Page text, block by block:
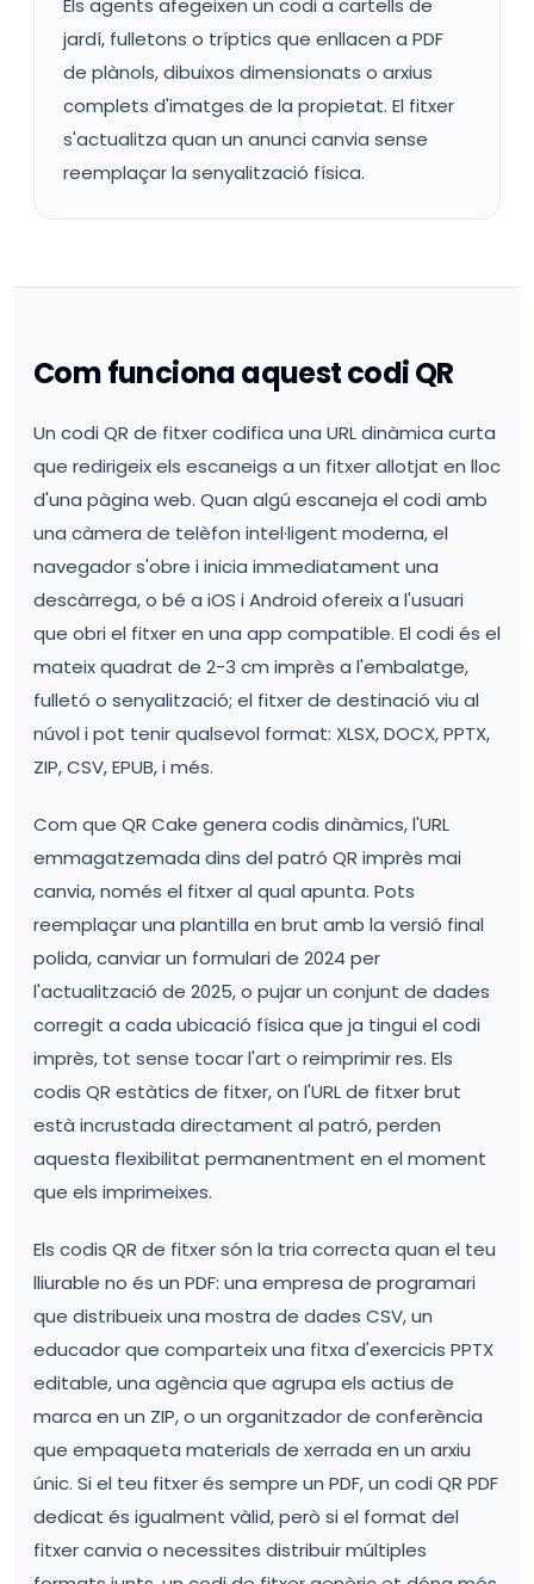
Els agents afegeixen un codi a cartells de
jardí, fulletons o tríptics que enllacen a PDF
de plànols, dibuixos dimensionats o arxius
complets d'imatges de la propietat. El fitxer
s'actualitza quan un anunci canvia sense
reemplaçar la senyalització física.
Com funciona aquest codi QR
Un codi QR de fitxer codifica una URL dinàmica curta
que redirigeix els escaneigs a un fitxer allotjat en lloc
d'una pàgina web. Quan algú escaneja el codi amb
una càmera de telèfon intel·ligent moderna, el
navegador s'obre i inicia immediatament una
descàrrega, o bé a iOS i Android ofereix a l'usuari
que obri el fitxer en una app compatible. El codi és el
mateix quadrat de 2-3 cm imprès a l'embalatge,
fulletó o senyalització; el fitxer de destinació viu al
núvol i pot tenir qualsevol format: XLSX, DOCX, PPTX,
ZIP, CSV, EPUB, i més.
Com que QR Cake genera codis dinàmics, l'URL
emmagatzemada dins del patró QR imprès mai
canvia, només el fitxer al qual apunta. Pots
reemplaçar una plantilla en brut amb la versió final
polida, canviar un formulari de 2024 per
l'actualització de 2025, o pujar un conjunt de dades
corregit a cada ubicació física que ja tingui el codi
imprès, tot sense tocar l'art o reimprimir res. Els
codis QR estàtics de fitxer, on l'URL de fitxer brut
està incrustada directament al patró, perden
aquesta flexibilitat permanentment en el moment
que els imprimeixes.
Els codis QR de fitxer són la tria correcta quan el teu
lliurable no és un PDF: una empresa de programari
que distribueix una mostra de dades CSV, un
educador que comparteix una fitxa d'exercicis PPTX
editable, una agència que agrupa els actius de
marca en un ZIP, o un organitzador de conferència
que empaqueta materials de xerrada en un arxiu
únic. Si el teu fitxer és sempre un PDF, un codi QR PDF
dedicat és igualment vàlid, però si el format del
fitxer canvia o necessites distribuir múltiples